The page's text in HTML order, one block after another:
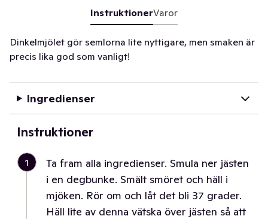
InstruktionerVaror
Dinkelmjölet gör semlorna lite nyttigare, men smaken är
precis lika god som vanligt!
Ingredienser
Instruktioner
1
Ta fram alla ingredienser. Smula ner jästen
i en degbunke. Smält smöret och häll i
mjöken. Rör om och låt det bli 37 grader.
Häll lite av denna vätska över jästen så att